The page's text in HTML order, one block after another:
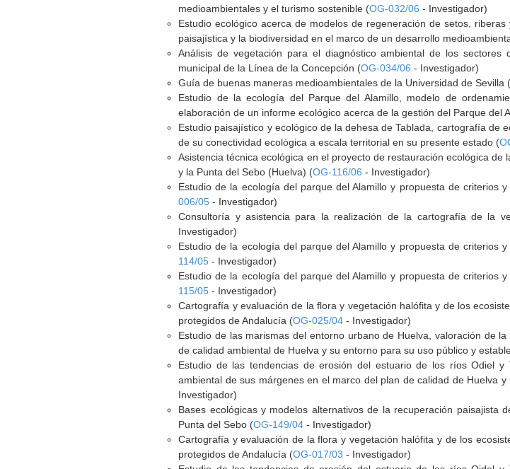
medioambientales y el turismo sostenible (OG-032/06 - Investigador)
Estudio ecológico acerca de modelos de regeneración de setos,
paisajística y la biodiversidad en el marco de un desarrollo
Análisis de vegetación para el diagnóstico ambiental de los
municipal de la Línea de la Concepción (OG-034/06 - Investigador)
Guía de buenas maneras medioambientales de la Universidad de Sevilla
Estudio de la ecología del Parque del Alamillo, modelo de
elaboración de un informe ecológico acerca de la gestión del Parque del
Estudio paisajístico y ecológico de la dehesa de Tablada, cartografía de
de su conectividad ecológica a escala territorial en su presente estado (
Asistencia técnica ecológica en el proyecto de restauración ecológica
y la Punta del Sebo (Huelva) (OG-116/06 - Investigador)
Estudio de la ecología del parque del Alamillo y propuesta de criterios
006/05 - Investigador)
Consultoría y asistencia para la realización de la cartografía de la
Investigador)
Estudio de la ecología del parque del Alamillo y propuesta de criterios
114/05 - Investigador)
Estudio de la ecología del parque del Alamillo y propuesta de criterios
115/05 - Investigador)
Cartografía y evaluación de la flora y vegetación halófita y de los
protegidos de Andalucía (OG-025/04 - Investigador)
Estudio de las marismas del entorno urbano de Huelva, valoración de
de calidad ambiental de Huelva y su entorno para su uso público y
Estudio de las tendencias de erosión del estuario de los ríos Odiel
ambiental de sus márgenes en el marco del plan de calidad de Huelva
Investigador)
Bases ecológicas y modelos alternativos de la recuperación
Punta del Sebo (OG-149/04 - Investigador)
Cartografía y evaluación de la flora y vegetación halófita y de los
protegidos de Andalucía (OG-017/03 - Investigador)